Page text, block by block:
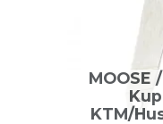
MOOSE
KTM/